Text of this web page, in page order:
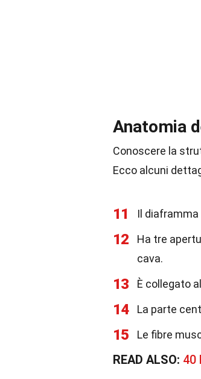
Anatomia
Conoscere la
Ecco alcuni
11 Il
12
Ha tre
cava.
13 È collegato
14 La parte
15 Le fibre
READ ALSO: 40